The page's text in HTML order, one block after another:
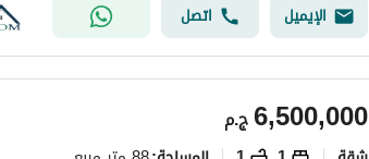
الإيميل اتصل
ج.م6,500,000